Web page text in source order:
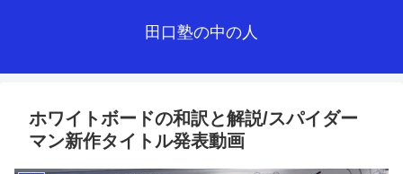
田口塾の中の人
ホワイトボードの和訳と解説/スパイダー
マン新作タイトル発表動画